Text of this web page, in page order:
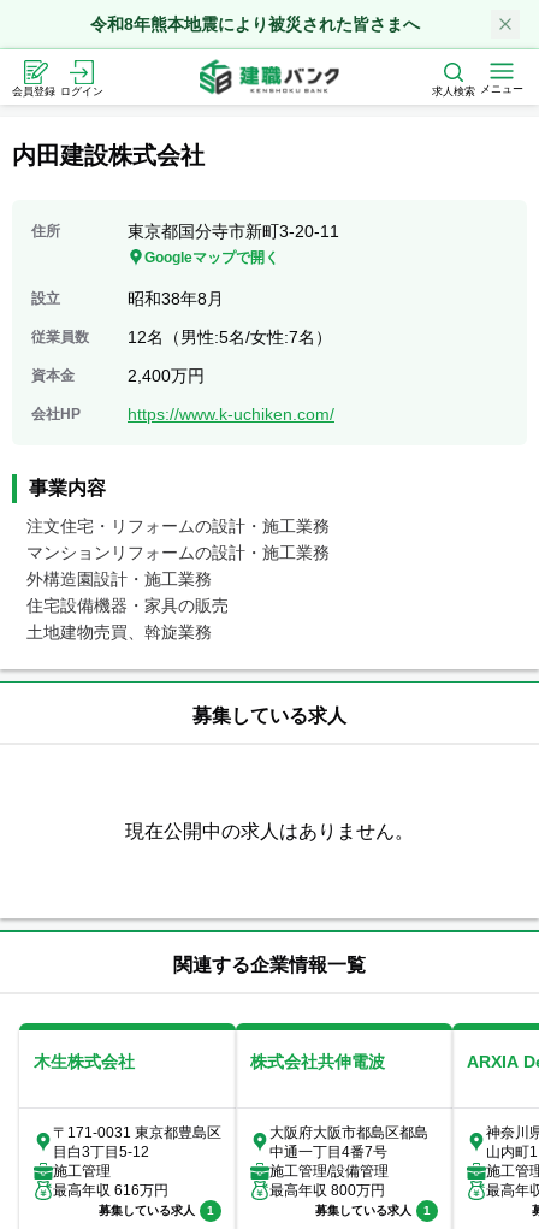
令和8年熊本地震により被災された皆さまへ
会員登録 ログイン 求人検索 メニュー
内田建設株式会社
住所 東京都国分寺市新町3-20-11
Googleマップで開く
設立 昭和38年8月
従業員数 12名（男性:5名/女性:7名）
資本金 2,400万円
会社HP https://www.k-uchiken.com/
事業内容
注文住宅・リフォームの設計・施工業務
マンションリフォームの設計・施工業務
外構造園設計・施工業務
住宅設備機器・家具の販売
土地建物売買、斡旋業務
募集している求人
現在公開中の求人はありません。
関連する企業情報一覧
木生株式会社
〒171-0031 東京都豊島区
目白3丁目5-12
施工管理
最高年収 616万円
募集している求人 1
株式会社共伸電波
大阪府大阪市都島区都島
中通一丁目4番7号
施工管理/設備管理
最高年収 800万円
募集している求人 1
ARXIA
神奈川
山内町
室
施工管
最高年